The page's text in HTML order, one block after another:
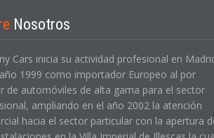
Nosotros
Cars inicia su actividad profesional en
1999 como importador Europeo al por
de automóviles de alta gama para el sector
ampliando en el año 2002 la atención
hacia el sector particular con la apertura